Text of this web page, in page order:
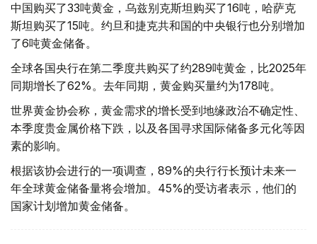
中国购买了33吨黄金，乌兹别克斯坦购买了16吨，哈萨克
斯坦购买了15吨。约旦和捷克共和国的中央银行也分别增加
了6吨黄金储备。
全球各国央行在第二季度共购买了约289吨黄金，比2025年
同期增长了62%。去年同期，黄金购买量约为178吨。
世界黄金协会称，黄金需求的增长受到地缘政治不确定性、
本季度贵金属价格下跌，以及各国寻求国际储备多元化等因
素的影响。
根据该协会进行的一项调查，89%的央行行长预计未来一
年全球黄金储备量将会增加。45%的受访者表示，他们的
国家计划增加黄金储备。